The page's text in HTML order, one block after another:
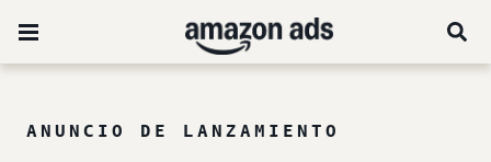
ANUNCIO DE LANZAMIENTO